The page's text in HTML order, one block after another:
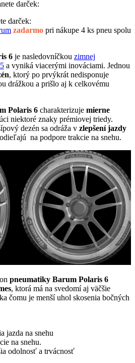
darček:
zadarmo pri nákupe 4 ks pneu spolu
6 je nasledovníčkou zimnej
a vyniká viacerými inováciami. Jednou
, ktorý po prvýkrát nedisponuje
drážkou a prišlo aj k celkovému
Polaris 6 charakterizuje mierne
niektoré znaky prémiovej triedy.
dezén sa odráža v zlepšení jazdy
na podpore trakcie na snehu.
pneumatiky Barum Polaris 6
, ktorá má na svedomí aj väčšie
čomu je menší uhol skosenia bočných
jazda na snehu
na snehu.
odolnosť a trvácnosť